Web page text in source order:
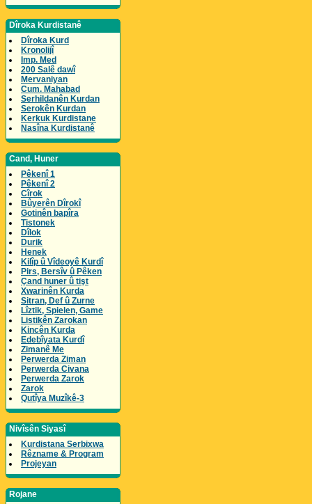
Dîroka Kurdistanê
Dîroka Kurd
Kronolijî
Imp. Med
200 Salê dawî
Mervaniyan
Cum. Mahabad
Serhildanên Kurdan
Serokên Kurdan
Kerkuk Kurdistane
Nasîna Kurdistanê
Cand, Huner
Pêkenî 1
Pêkenî 2
Cîrok
Bûyerên Dîrokî
Gotinên bapîra
Tistonek
Dîlok
Durik
Henek
Kilîp û Vîdeoyê Kurdî
Pirs, Bersîv û Pêken
Çand huner û tişt
Xwarinên Kurda
Sitran, Def û Zurne
Lîztik, Spielen, Game
Listikên Zarokan
Kincên Kurda
Edebîyata Kurdî
Zimanê Me
Perwerda Ziman
Perwerda Civana
Perwerda Zarok
Zarok
Qutîya Muzîkê-3
Nivîsên Siyasî
Kurdistana Serbixwa
Rêzname & Program
Projeyan
Rojane